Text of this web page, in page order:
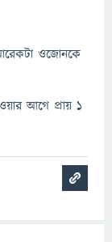
ওজোনকে
আগে প্রায় ১